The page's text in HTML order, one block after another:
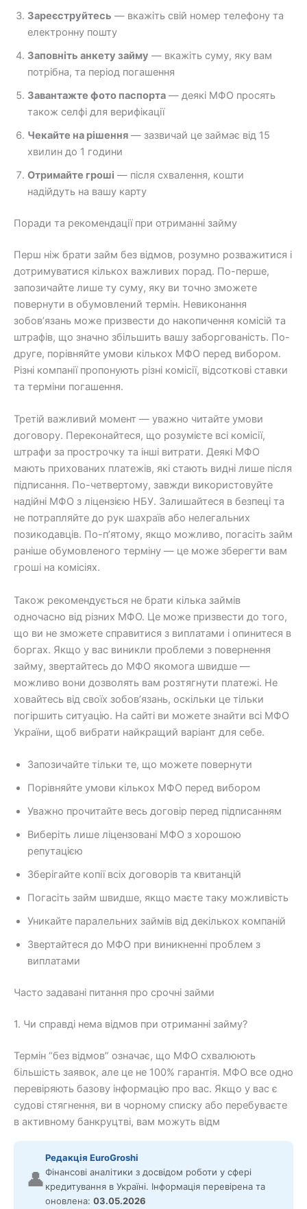
Зареєструйтесь — вкажіть свій номер телефону та
електронну пошту
Заповніть анкету займу — вкажіть суму, яку вам
потрібна, та період погашення
Завантажте фото паспорта — деякі МФО просять
також селфі для верифікації
Чекайте на рішення — зазвичай це займає від 15
хвилин до 1 години
Отримайте гроші — після схвалення, кошти
надійдуть на вашу карту
Поради та рекомендації при отриманні займу
Перш ніж брати займ без відмов, розумно розважитися і
дотримуватися кількох важливих порад. По-перше,
запозичайте лише ту суму, яку ви точно зможете
повернути в обумовлений термін. Невиконання
зобов’язань може призвести до накопичення комісій та
штрафів, що значно збільшить вашу заборгованість. По-
друге, порівняйте умови кількох МФО перед вибором.
Різні компанії пропонують різні комісії, відсоткові ставки
та терміни погашення.
Третій важливий момент — уважно читайте умови
договору. Переконайтеся, що розумієте всі комісії,
штрафи за прострочку та інші витрати. Деякі МФО
мають прихованих платежів, які стають видні лише після
підписання. По-четвертому, завжди використовуйте
надійні МФО з ліцензією НБУ. Залишайтеся в безпеці та
не потрапляйте до рук шахраїв або нелегальних
позикодавців. По-п’ятому, якщо можливо, погасіть займ
раніше обумовленого терміну — це може зберегти вам
гроші на комісіях.
Також рекомендується не брати кілька займів
одночасно від різних МФО. Це може призвести до того,
що ви не зможете справитися з виплатами і опинитеся в
боргах. Якщо у вас виникли проблеми з повернення
займу, звертайтесь до МФО якомога швидше —
можливо вони дозволять вам розтягнути платежі. Не
ховайтесь від своїх зобов’язань, оскільки це тільки
погіршить ситуацію. На сайті ви можете знайти всі МФО
України, щоб вибрати найкращий варіант для себе.
Запозичайте тільки те, що можете повернути
Порівняйте умови кількох МФО перед вибором
Уважно прочитайте весь договір перед підписанням
Виберіть лише ліцензовані МФО з хорошою
репутацією
Зберігайте копії всіх договорів та квитанцій
Погасіть займ швидше, якщо маєте таку можливість
Уникайте паралельних займів від декількох компаній
Звертайтеся до МФО при виникненні проблем з
виплатами
Часто задавані питання про срочні займи
1. Чи справді нема відмов при отриманні займу?
Термін “без відмов” означає, що МФО схвалюють
більшість заявок, але це не 100% гарантія. МФО все одно
перевіряють базову інформацію про вас. Якщо у вас є
судові стягнення, ви в чорному списку або перебуваєте
в активному банкруцтві, вам можуть відм
👤
Редакція EuroGroshi
Фінансові аналітики з досвідом роботи у сфері
кредитування в Україні. Інформація перевірена та
оновлена: 03.05.2026